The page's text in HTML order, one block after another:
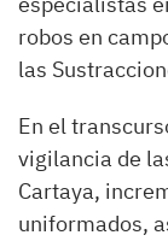
robos en
las
En el
vigilancia de
Cartaya,
uniformados,